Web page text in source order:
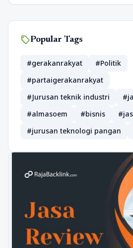
sellPopular Tags
#gerakanrakyat
#Politik
#partaigerakanrakyat
#Jurusan teknik industri
#almasoem
#bisnis
#jurusan teknologi pangan